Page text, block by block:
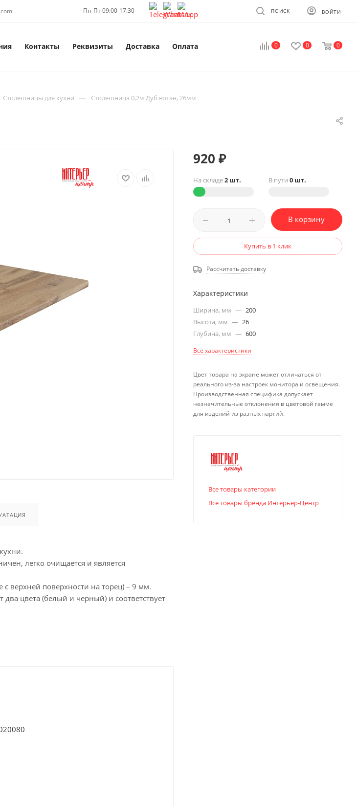
Пн-Пт 09:00-17:30 ВОЙТИ
ПОИСК
0 0 0
Контакты Реквизиты Доставка Оплата
Столешницы для кухни — Столешница 0,2м Дуб вотан, 26мм
легко очищается и является
верхней поверхности на торец) – 9 мм.
цвета (белый и черный) и соответствует
920 ₽
На складе2 шт. В пути 0 шт.
В корзину
Купить в 1 клик
Рассчитать доставку
Характеристики
Ширина, мм — 200
Высота, мм — 26
Глубина, мм — 600
Все характеристики
Цвет товара на экране может отличаться от
реального из-за настроек монитора и освещения.
Производственная специфика допускает
незначительные отклонения в цветовой гамме
для изделий из разных партий.
Все товары категории
Все товары бренда Интерьер-Центр